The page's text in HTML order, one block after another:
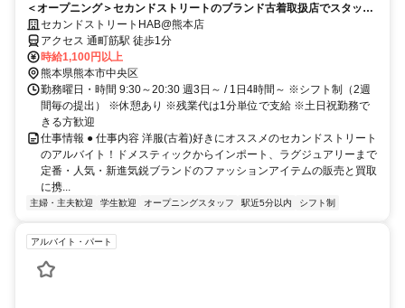
＜オープニング＞セカンドストリートのブランド古着取扱店でスタッフ
募集！未経験歓迎
セカンドストリートHAB@熊本店
アクセス 通町筋駅 徒歩1分
時給1,100円以上
熊本県熊本市中央区
勤務曜日・時間 9:30～20:30 週3日～ / 1日4時間～ ※シフト制（2週
間毎の提出） ※休憩あり ※残業代は1分単位で支給 ※土日祝勤務で
きる方歓迎
仕事情報 ● 仕事内容 洋服(古着)好きにオススメのセカンドストリート
のアルバイト！ドメスティックからインポート、ラグジュアリーまで
定番・人気・新進気鋭ブランドのファッションアイテムの販売と買取
に携...
主婦・主夫歓迎 学生歓迎 オープニングスタッフ 駅近5分以内 シフト制
アルバイト・パート